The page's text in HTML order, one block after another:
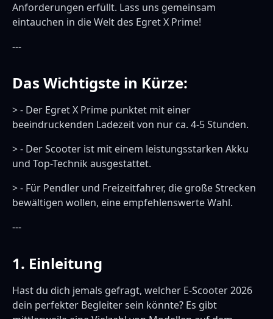
Anforderungen erfüllt. Lass uns gemeinsam
eintauchen in die Welt des Egret X Prime!
---
Das Wichtigste in Kürze:
> - Der Egret X Prime punktet mit einer
beeindruckenden Ladezeit von nur ca. 4-5 Stunden.
> - Der Scooter ist mit einem leistungsstarken Akku
und Top-Technik ausgestattet.
> - Für Pendler und Freizeitfahrer, die große Strecken
bewältigen wollen, eine empfehlenswerte Wahl.
---
1. Einleitung
Hast du dich jemals gefragt, welcher E-Scooter 2026
dein perfekter Begleiter sein könnte? Es gibt